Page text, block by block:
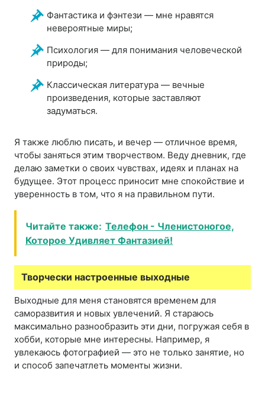
Фантастика и фэнтези — мне нравятся
невероятные миры;
Психология — для понимания человеческой
природы;
Классическая литература — вечные
произведения, которые заставляют
задуматься.
Я также люблю писать, и вечер — отличное время,
чтобы заняться этим творчеством. Веду дневник, где
делаю заметки о своих чувствах, идеях и планах на
будущее. Этот процесс приносит мне спокойствие и
уверенность в том, что я на правильном пути.
Читайте также: Телефон - Членистоногое,
Которое Удивляет Фантазией!
Творчески настроенные выходные
Выходные для меня становятся временем для
саморазвития и новых увлечений. Я стараюсь
максимально разнообразить эти дни, погружая себя в
хобби, которые мне интересны. Например, я
увлекаюсь фотографией — это не только занятие, но
и способ запечатлеть моменты жизни.